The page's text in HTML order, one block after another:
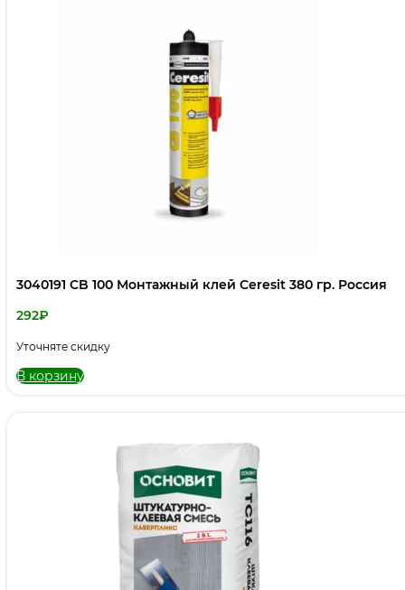
3040191 CB 100 Монтажный клей Ceresit 380 гр. Россия
292₽
Уточняте скидку
В корзину